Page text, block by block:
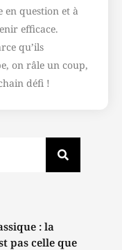
en question et à
efficace.
qu’ils
on râle un coup,
défi !
: la
pas celle que